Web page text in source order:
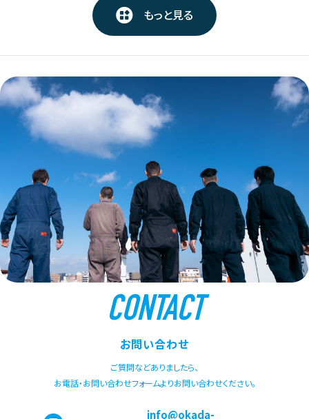
もっと見る
CONTACT
お問い合わせ
ご質問などありましたら、
お電話・お問い合わせフォームよりお問い合わせください。
info@okada-